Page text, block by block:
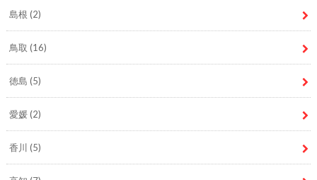
島根 (2)
鳥取 (16)
徳島 (5)
愛媛(2)
香川 (5)